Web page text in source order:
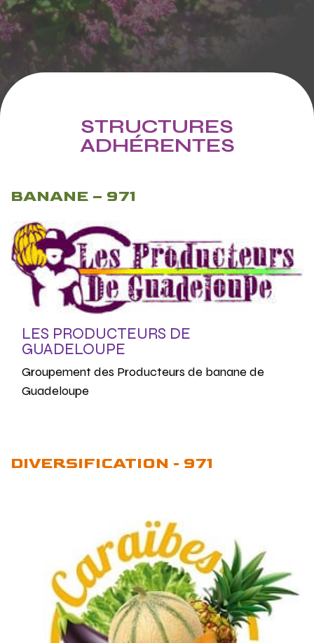
STRUCTURES
ADHÉRENTES
BANANE – 971
LES PRODUCTEURS DE
GUADELOUPE
Groupement des Producteurs de banane de
Guadeloupe
DIVERSIFICATION - 971